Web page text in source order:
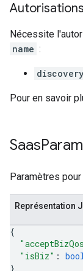
Nécessite
name :
Pour en savoir
Saas
Paramètres
Représentation
{
"isBiz" :
}